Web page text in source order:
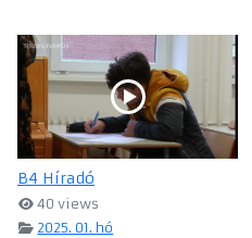
B4 Híradó
40 views
2025. 01. hó